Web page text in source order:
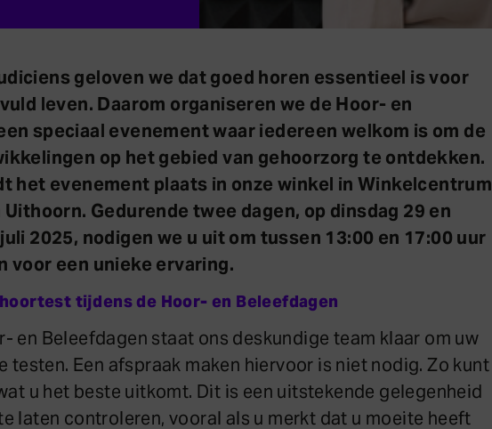
geloven we dat goed horen essentieel is voor
leven. Daarom organiseren we de Hoor- en
speciaal evenement waar iedereen welkom is om de
op het gebied van gehoorzorg te ontdekken.
het evenement plaats in onze winkel in Winkelcentrum
Gedurende twee dagen, op dinsdag 29 en
2025, nodigen we u uit om tussen 13:00 en 17:00 uur
voor een unieke ervaring.
tijdens de Hoor- en Beleefdagen
en Beleefdagen staat ons deskundige team klaar om uw
testen. Een afspraak maken hiervoor is niet nodig. Zo kunt
u het beste uitkomt. Dit is een uitstekende gelegenheid
laten controleren, vooral als u merkt dat u moeite heeft